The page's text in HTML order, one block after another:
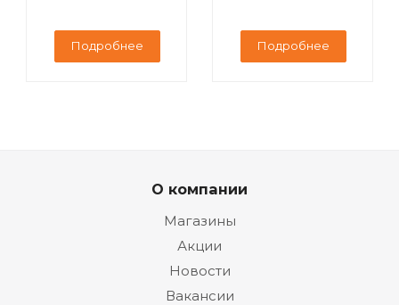
Подробнее Подробнее
О компании
Магазины
Акции
Новости
Вакансии